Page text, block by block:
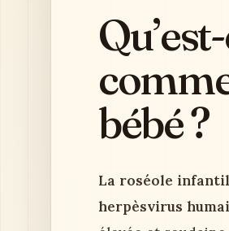
bébé ?
La roséole
herpèsvirus